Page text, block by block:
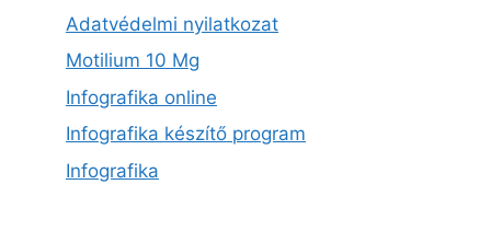
Adatvédelmi nyilatkozat
Motilium 10 Mg
Infografika online
Infografika készítő program
Infografika